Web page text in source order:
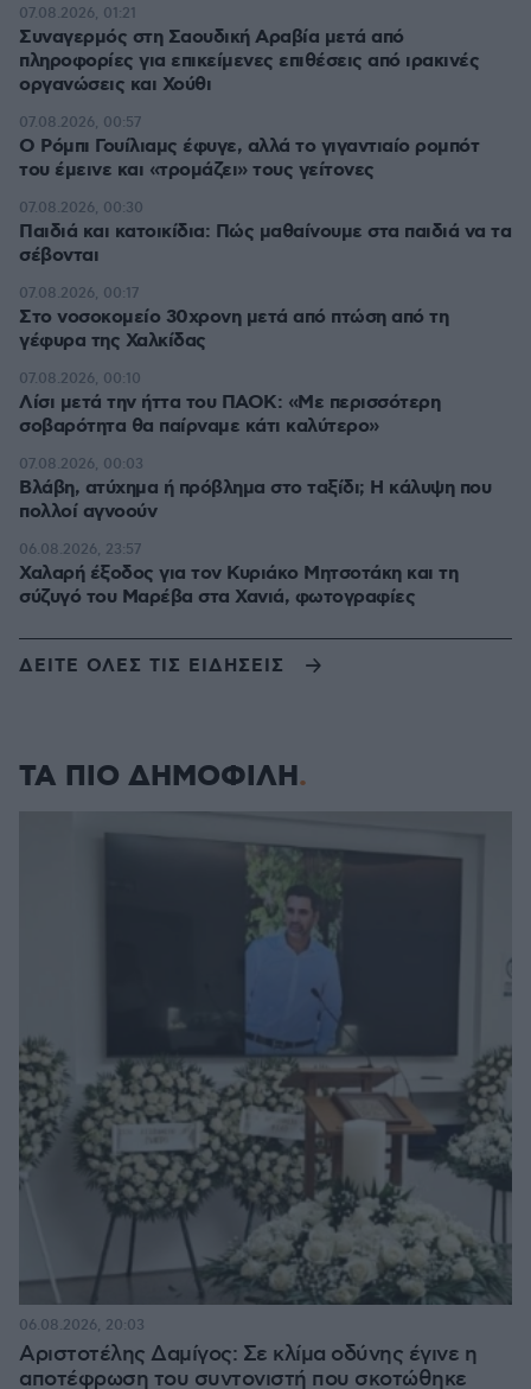
Συναγερμός στη Σαουδική Αραβία μετά από
πληροφορίες για επικείμενες επιθέσεις από ιρακινές
οργανώσεις και Χούθι
07.08.2026, 01:21
Ο Ρόμπι Γουίλιαμς έφυγε, αλλά το γιγαντιαίο ρομπότ
του έμεινε και «τρομάζει» τους γείτονες
07.08.2026, 00:57
Παιδιά και κατοικίδια: Πώς μαθαίνουμε στα παιδιά να τα
σέβονται
07.08.2026, 00:30
Στο νοσοκομείο 30χρονη μετά από πτώση από τη
γέφυρα της Χαλκίδας
07.08.2026, 00:17
Λίσι μετά την ήττα του ΠΑΟΚ: «Με περισσότερη
σοβαρότητα θα παίρναμε κάτι καλύτερο»
07.08.2026, 00:10
Βλάβη, ατύχημα ή πρόβλημα στο ταξίδι; Η κάλυψη που
πολλοί αγνοούν
07.08.2026, 00:03
Χαλαρή έξοδος για τον Κυριάκο Μητσοτάκη και τη
σύζυγό του Μαρέβα στα Χανιά, φωτογραφίες
06.08.2026, 23:57
ΔΕΙΤΕ ΟΛΕΣ ΤΙΣ ΕΙΔΗΣΕΙΣ
ΤΑ ΠΙΟ ΔΗΜΟΦΙΛΗ
Αριστοτέλης Δαμίγος: Σε κλίμα οδύνης έγινε η
αποτέφρωση του συντονιστή που σκοτώθηκε
06.08.2026, 20:03